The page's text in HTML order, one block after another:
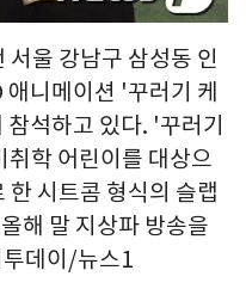
울 강남구 삼성동 인
니메이션 '꾸러기 케
석하고 있다. '꾸러기
학 어린이를 대상으
한 시트콤 형식의 슬랩
해 말 지상파 방송을
데이/뉴스1